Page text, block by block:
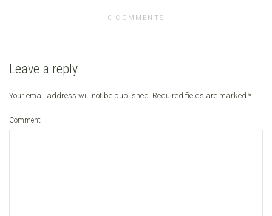
0 COMMENTS
Leave a reply
Your email address will not be published. Required fields are marked *
Comment